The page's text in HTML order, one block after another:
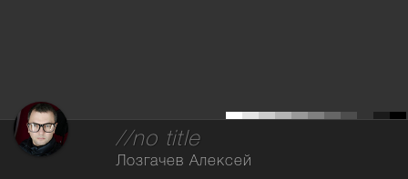
//no title
Лозгачев Алексей